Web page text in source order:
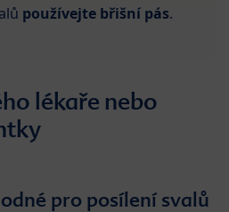
používejte břišní pás.
lékaře nebo
pro posílení svalů